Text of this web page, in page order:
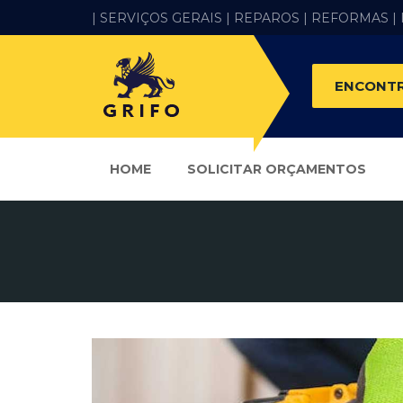
| SERVIÇOS GERAIS | REPAROS | REFORMAS |
HOME SOLICITAR ORÇAMENTOS